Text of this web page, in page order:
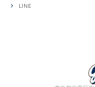
LINE